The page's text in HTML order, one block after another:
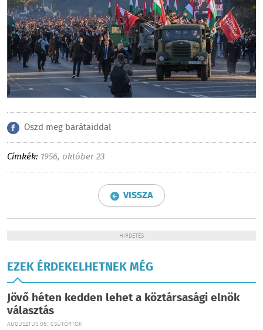
Oszd meg barátaiddal
Címkék: 1956, október 23
VISSZA
HIRDETÉS
EZEK ÉRDEKELHETNEK MÉG
Jövő héten kedden lehet a köztársasági elnök
választás
AUGUSZTUS 06., CSÜTÖRTÖK